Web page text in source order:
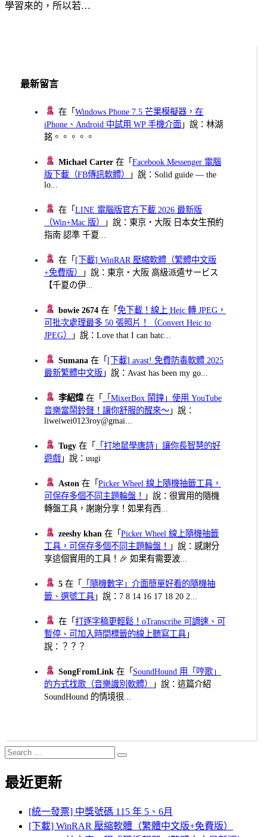
學習來的，所以若…
最新留言
在「Windows Phone 7.5 芒果模擬器，在
iPhone、Android 中試用 WP 手機介面 」說：林湖
銘。。。。。
Michael Carter 在「Facebook Messenger 電腦
版下載（FB傳訊軟體）
」說：Solid guide — the
lo...
在「LINE 電腦版官方下載 2026 最新版
（Win+Mac 版）
」說：東京・大阪 日本女生預約
指南 認準 千夏...
在「 [下載] WinRAR 壓縮軟體（繁體中文版
+免費版）
」說：東京・大阪 高級派遣サービス
【千夏の伊...
bowie 2674 在「免下載！線上 Heic 轉 JPEG，
可批次處理最多 50 張照片！（Convert Heic to
JPEG）
」說：Love that I can batc...
Sumana 在「 [下載] avast! 免費防毒軟體 2025
最新繁體中文版 」說：Avast has been my go...
李紹煒在「
「MixerBox 鬧鐘」使用 YouTube
音樂當鬧鈴聲！讓你舒服的醒來～ 」說：
liweiwei0123roy@gmai...
Tugy 在「
「打地鼠學唐詩」讓你長智慧的好
遊戲 」說：uugi
Aston 在「Picker Wheel 線上隨機抽籤工具，
可保存多個不同主題輪盤！
」說：很實用的隨機
轉盤工具，謝謝分享！如果有西...
zeeshy khan 在「Picker Wheel 線上隨機抽籤
工具，可保存多個不同主題輪盤！
」說：感謝分
享這個實用的工具！🎉 如果有需要波...
5 在「
「隨機數字」介面簡單好看的隨機抽
籤、選號工具 」說：7 8 14 16 17 18 20 2...
在「打逐字稿更輕鬆！oTranscribe 可調速、可
暫停、可加入時間標籤的線上聽寫工具 」
說：？？？
SongFromLink 在「 SoundHound 用「哼歌」
的方式找歌（音樂識別軟體）
」說：這篇介紹
SoundHound 的情境很...
Search
for:
Search
最近更新
[統一發票] 中獎號碼 115 年 5、6月
[下載] WinRAR 壓縮軟體（繁體中文版+免費版）